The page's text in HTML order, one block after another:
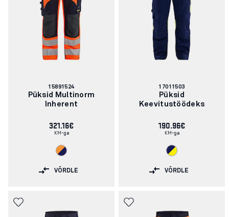
Artikli
number:
15891524
Püksid Multinorm
Inherent
321.16€
KM-ga
VÕRDLE
Artikli
number:
17011503
Püksid
Keevitustöödeks
190.96€
KM-ga
VÕRDLE